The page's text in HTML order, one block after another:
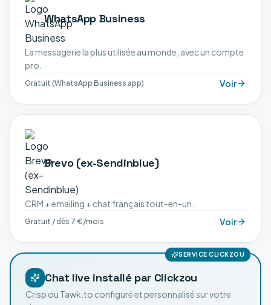
WhatsApp Business
La messagerie la plus utilisée au monde, avec un compte
pro.
Gratuit (WhatsApp Business app) Voir
Brevo (ex-Sendinblue)
CRM + emailing + chat français tout-en-un.
Gratuit / dès 7 €/mois Voir
SERVICE CLICKZOU
Chat live installé par Clickzou
Crisp ou Tawk.to configuré et personnalisé sur votre